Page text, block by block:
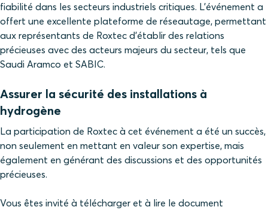
fiabilité dans les secteurs industriels critiques. L’événement a
offert une excellente plateforme de réseautage, permettant
aux représentants de Roxtec d’établir des relations
précieuses avec des acteurs majeurs du secteur, tels que
Saudi Aramco et SABIC.
Assurer la sécurité des installations à
hydrogène
La participation de Roxtec à cet événement a été un succès,
non seulement en mettant en valeur son expertise, mais
également en générant des discussions et des opportunités
précieuses.
Vous êtes invité à télécharger et à lire le document